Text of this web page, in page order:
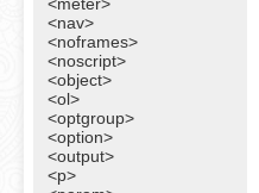
<nav>
<noframes>
<noscript>
<object>
<ol>
<optgroup>
<option>
<output>
<p>